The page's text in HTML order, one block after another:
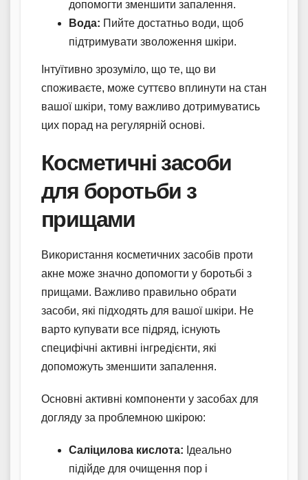
допомогти зменшити запалення.
Вода: Пийте достатньо води, щоб
підтримувати зволоження шкіри.
Інтуїтивно зрозуміло, що те, що ви
споживаєте, може суттєво вплинути на стан
вашої шкіри, тому важливо дотримуватись
цих порад на регулярній основі.
Косметичні засоби
для боротьби з
прищами
Використання косметичних засобів проти
акне може значно допомогти у боротьбі з
прищами. Важливо правильно обрати
засоби, які підходять для вашої шкіри. Не
варто купувати все підряд, існують
специфічні активні інгредієнти, які
допоможуть зменшити запалення.
Основні активні компоненти у засобах для
догляду за проблемною шкірою:
Саліцилова кислота: Ідеально
підійде для очищення пор і